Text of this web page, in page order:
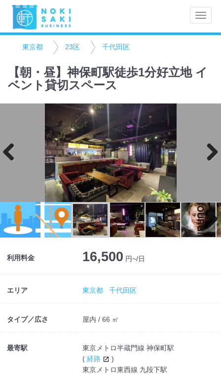
Toggle
東京都 23区 千代田区
【朝・昼】神保町駅徒歩1分好立地 イ
ベント貸切スペース
Next
利用料金 16,500 円~/日
エリア 東京都 千代田区
タイプ／広さ 屋内 / 66 ㎡
最寄駅
東京メトロ半蔵門線 神保町駅
( 経路
)
東京メトロ東西線 九段下駅